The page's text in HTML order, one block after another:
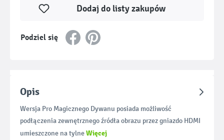
Podziel się
Dodaj do listy zakupów
Opis
Wersja Pro Magicznego Dywanu posiada możliwość
podłączenia zewnętrznego źródła obrazu przez gniazdo HDMI
umieszczone na tylneWięcej